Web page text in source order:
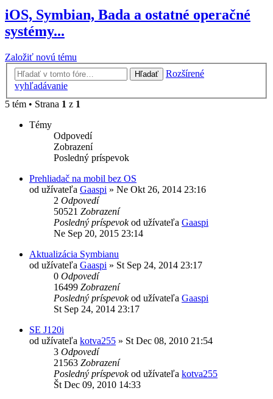
iOS, Symbian, Bada a ostatné operačné
systémy...
Založiť novú tému
Hľadať
Rozšírené
vyhľadávanie
5 tém • Strana 1 z 1
Témy
Odpovedí
Zobrazení
Posledný príspevok
Prehliadač na mobil bez OS
od užívateľa Gaaspi » Ne Okt 26, 2014 23:16
2 Odpovedí
50521 Zobrazení
Posledný príspevokod užívateľa Gaaspi
Ne Sep 20, 2015 23:14
Aktualizácia Symbianu
od užívateľa Gaaspi » St Sep 24, 2014 23:17
0 Odpovedí
16499 Zobrazení
Posledný príspevokod užívateľa Gaaspi
St Sep 24, 2014 23:17
SE J120i
od užívateľa kotva255 » St Dec 08, 2010 21:54
3 Odpovedí
21563 Zobrazení
Posledný príspevokod užívateľa kotva255
Št Dec 09, 2010 14:33